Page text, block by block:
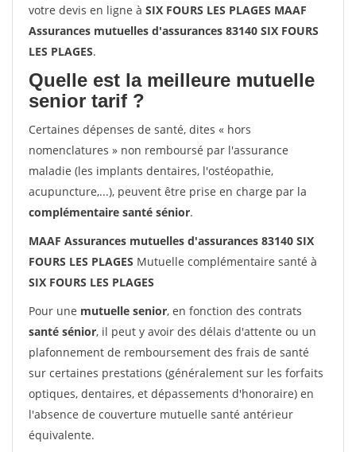
votre devis en ligne à SIX FOURS LES PLAGES MAAF
Assurances mutuelles d'assurances 83140 SIX FOURS
LES PLAGES.
Quelle est la meilleure mutuelle
senior tarif ?
Certaines dépenses de santé, dites « hors
nomenclatures » non remboursé par l'assurance
maladie (les implants dentaires, l'ostéopathie,
acupuncture,...), peuvent être prise en charge par la
complémentaire santé sénior.
MAAF Assurances mutuelles d'assurances 83140 SIX
FOURS LES PLAGES Mutuelle complémentaire santé à
SIX FOURS LES PLAGES
Pour une mutuelle senior, en fonction des contrats
santé sénior, il peut y avoir des délais d'attente ou un
plafonnement de remboursement des frais de santé
sur certaines prestations (généralement sur les forfaits
optiques, dentaires, et dépassements d'honoraire) en
l'absence de couverture mutuelle santé antérieur
équivalente.